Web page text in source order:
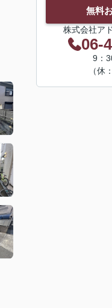
無料
株式会社ア
06-
9：
（休